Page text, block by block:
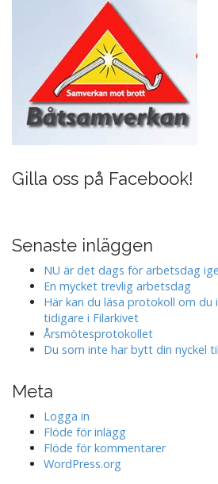
Gilla oss på Facebook!
Senaste inläggen
NU är det dags för arbetsdag
En mycket trevlig arbetsdag
Här kan du läsa protokoll om du
tidigare i Filarkivet
Årsmötesprotokollet
Du som inte har bytt din nyckel
Meta
Logga in
Flöde för inlägg
Flöde för kommentarer
WordPress.org